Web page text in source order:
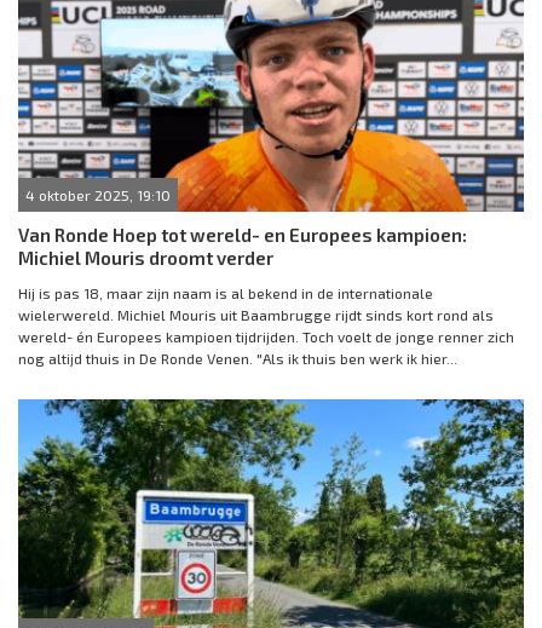
4 oktober 2025, 19:10
Van Ronde Hoep tot wereld- en Europees kampioen:
Michiel Mouris droomt verder
Hij is pas 18, maar zijn naam is al bekend in de internationale
wielerwereld. Michiel Mouris uit Baambrugge rijdt sinds kort rond als
wereld- én Europees kampioen tijdrijden. Toch voelt de jonge renner zich
nog altijd thuis in De Ronde Venen. "Als ik thuis ben werk ik hier...